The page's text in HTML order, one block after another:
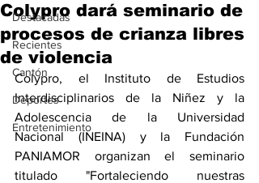
Destacadas
Recientes
Cantón
Deportes
Entretenimiento
Colypro dará seminario de
procesos de crianza libres
de violencia
Colypro, el Instituto de Estudios
Interdisciplinarios de la Niñez y la
Adolescencia de la Universidad
Nacional (INEINA) y la Fundación
PANIAMOR organizan el seminario
titulado "Fortaleciendo nuestras